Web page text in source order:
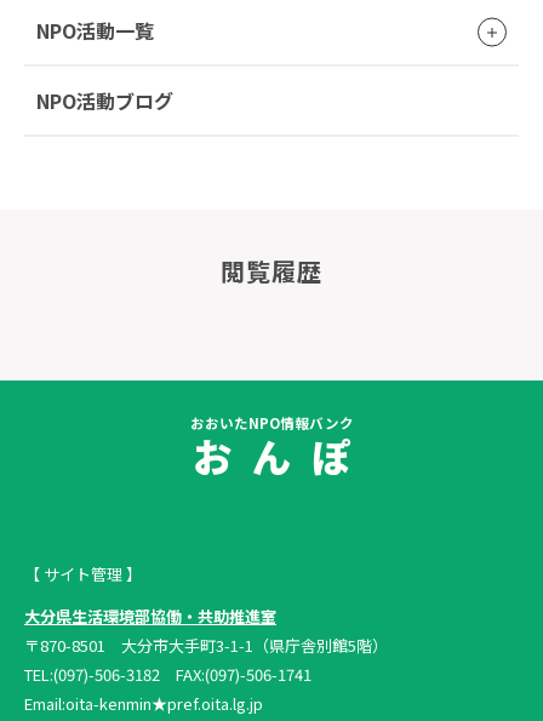
NPO活動一覧
NPO活動ブログ
閲覧履歴
おおいたNPO情報バンク
お ん ぽ
【 サイト管理 】
大分県生活環境部協働・共助推進室
〒870-8501 大分市大手町3-1-1（県庁舎別館5階）
TEL:(097)-506-3182 FAX:(097)-506-1741
Email:oita-kenmin★pref.oita.lg.jp